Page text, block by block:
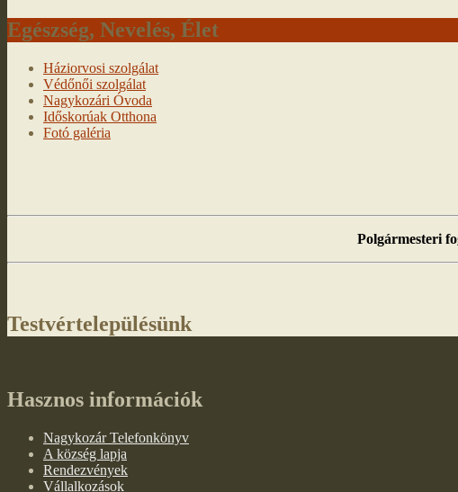
Egészség, Nevelés, Élet
Háziorvosi szolgálat
Védőnői szolgálat
Nagykozári Óvoda
Időskorúak Otthona
Fotó galéria
Polgármesteri
Testvértelepülésünk
Hasznos információk
Nagykozár Telefonkönyv
A község lapja
Rendezvények
Vállalkozások